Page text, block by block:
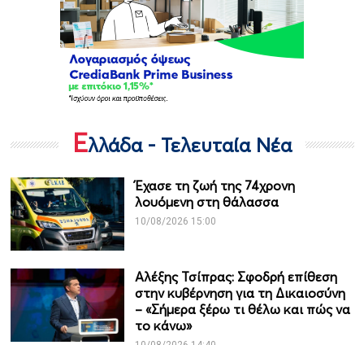
Ελλάδα - Τελευταία Νέα
Έχασε τη ζωή της 74χρονη
λουόμενη στη θάλασσα
10/08/2026 15:00
Αλέξης Τσίπρας: Σφοδρή επίθεση
στην κυβέρνηση για τη Δικαιοσύνη
– «Σήμερα ξέρω τι θέλω και πώς να
το κάνω»